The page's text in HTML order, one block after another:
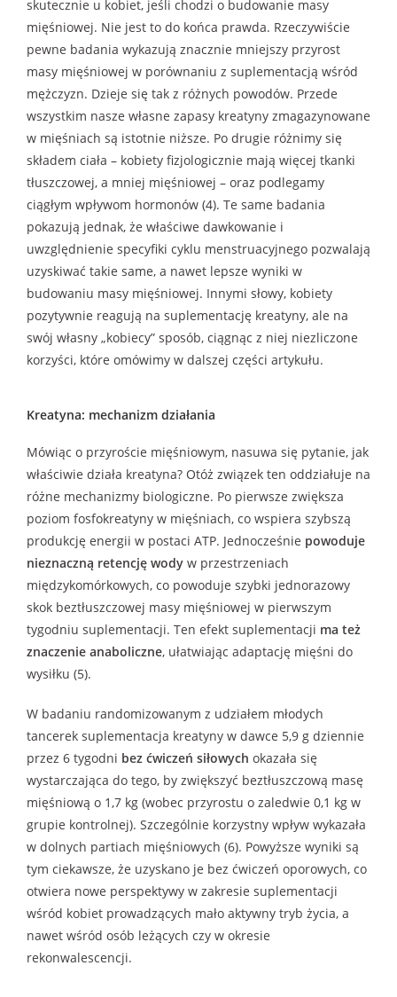
skutecznie u kobiet, jeśli chodzi o budowanie masy
mięśniowej. Nie jest to do końca prawda. Rzeczywiście
pewne badania wykazują znacznie mniejszy przyrost
masy mięśniowej w porównaniu z suplementacją wśród
mężczyzn. Dzieje się tak z różnych powodów. Przede
wszystkim nasze własne zapasy kreatyny zmagazynowane
w mięśniach są istotnie niższe. Po drugie różnimy się
składem ciała – kobiety fizjologicznie mają więcej tkanki
tłuszczowej, a mniej mięśniowej – oraz podlegamy
ciągłym wpływom hormonów (4). Te same badania
pokazują jednak, że właściwe dawkowanie i
uwzględnienie specyfiki cyklu menstruacyjnego pozwalają
uzyskiwać takie same, a nawet lepsze wyniki w
budowaniu masy mięśniowej. Innymi słowy, kobiety
pozytywnie reagują na suplementację kreatyny, ale na
swój własny „kobiecy” sposób, ciągnąc z niej niezliczone
korzyści, które omówimy w dalszej części artykułu.
Kreatyna: mechanizm działania
Mówiąc o przyroście mięśniowym, nasuwa się pytanie, jak
właściwie działa kreatyna? Otóż związek ten oddziałuje na
różne mechanizmy biologiczne. Po pierwsze zwiększa
poziom fosfokreatyny w mięśniach, co wspiera szybszą
produkcję energii w postaci ATP. Jednocześnie powoduje
nieznaczną retencję wody w przestrzeniach
międzykomórkowych, co powoduje szybki jednorazowy
skok beztłuszczowej masy mięśniowej w pierwszym
tygodniu suplementacji. Ten efekt suplementacji ma też
znaczenie anaboliczne, ułatwiając adaptację mięśni do
wysiłku (5).
W badaniu randomizowanym z udziałem młodych
tancerek suplementacja kreatyny w dawce 5,9 g dziennie
przez 6 tygodni bez ćwiczeń siłowych okazała się
wystarczająca do tego, by zwiększyć beztłuszczową masę
mięśniową o 1,7 kg (wobec przyrostu o zaledwie 0,1 kg w
grupie kontrolnej). Szczególnie korzystny wpływ wykazała
w dolnych partiach mięśniowych (6). Powyższe wyniki są
tym ciekawsze, że uzyskano je bez ćwiczeń oporowych, co
otwiera nowe perspektywy w zakresie suplementacji
wśród kobiet prowadzących mało aktywny tryb życia, a
nawet wśród osób leżących czy w okresie
rekonwalescencji.